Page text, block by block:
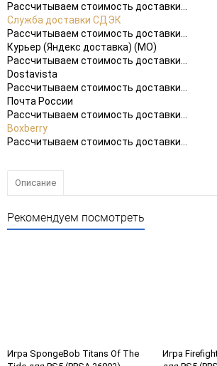
Рассчитываем стоимость доставки...
Служба доставки СДЭК
Рассчитываем стоимость доставки...
Курьер (Яндекс доставка) (МО)
Рассчитываем стоимость доставки...
Dostavista
Рассчитываем стоимость доставки...
Почта России
Рассчитываем стоимость доставки...
Boxberry
Рассчитываем стоимость доставки...
Описание
Рекомендуем посмотреть
Игра SpongeBob Titans Of The
Игра